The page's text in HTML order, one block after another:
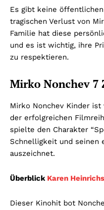
Es gibt keine
tragischen Verlust von
Familie hat diese
und es ist wichtig, ihre
zu respektieren.
Mirko Nonchev 7
Mirko Nonchev Kinder
der erfolgreichen
spielte den Charakter
Schnelligkeit und seinen
auszeichnet.
Überblick Karen Heinrichs
Dieser Kinohit bot